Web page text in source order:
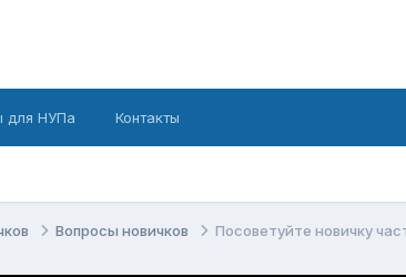
для НУПа Контакты
Вопросы новичков Посоветуйте новичку